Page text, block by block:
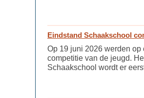
Eindstand Schaakschool
Op 19 juni 2026 werden
competitie van de jeugd.
Schaakschool wordt er